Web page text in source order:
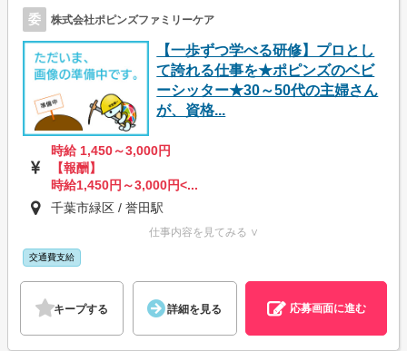
委 株式会社ポピンズファミリーケア
【一歩ずつ学べる研修】プロとし
て誇れる仕事を★ポピンズのベビ
ーシッター★30～50代の主婦さん
が、資格...
時給 1,450～3,000円
【報酬】
時給1,450円～3,000円<...
千葉市緑区 / 誉田駅
仕事内容を見てみる ∨
交通費支給
キープする 詳細を見る 応募画面に進む